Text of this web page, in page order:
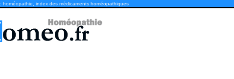
: homéopathie, index des médicaments homéopathiques